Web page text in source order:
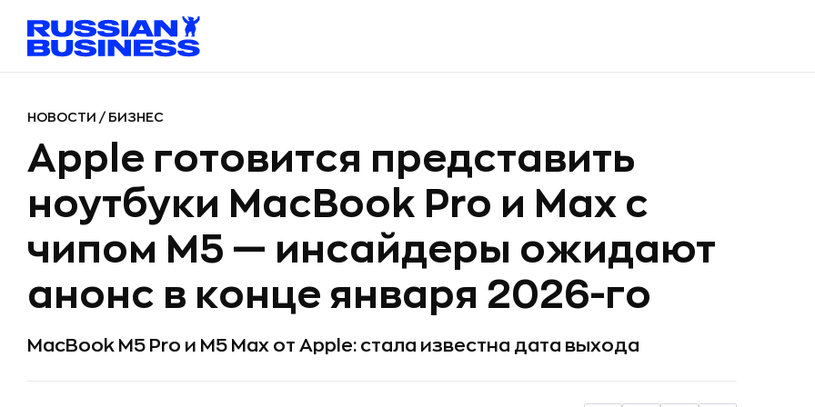
НОВОСТИ / БИЗНЕС
Apple готовится представить
ноутбуки MacBook Pro и Max с
чипом М5 — инсайдеры ожидают
анонс в конце января 2026-го
MacBook M5 Pro и M5 Max от Apple: стала известна дата выхода